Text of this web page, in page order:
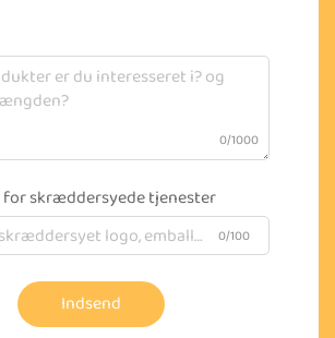
0/1000
for skræddersyede tjenester
0/100
Indsend